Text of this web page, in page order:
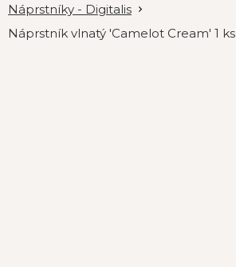
Náprstníky - Digitalis
Náprstník vlnatý 'Camelot Cream' 1 ks